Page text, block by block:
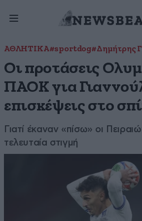
ΑΘΛΗΤΙΚΑ#sportdog#Δημήτρης
Οι προτάσεις
ΠΑΟΚ για
επισκέψεις στο
Γιατί έκαναν «πίσω» οι
τελευταία στιγμή